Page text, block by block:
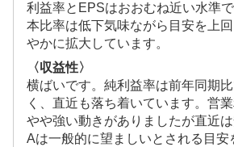
利益率とEPSはおおむね近い水準
本比率は低下気味ながら目安を上
やかに拡大しています。
〈収益性〉
横ばいです。純利益率は前年同期
く、直近も落ち着いています。営
やや強い動きがありましたが直近
Aは一般的に望ましいとされる目安